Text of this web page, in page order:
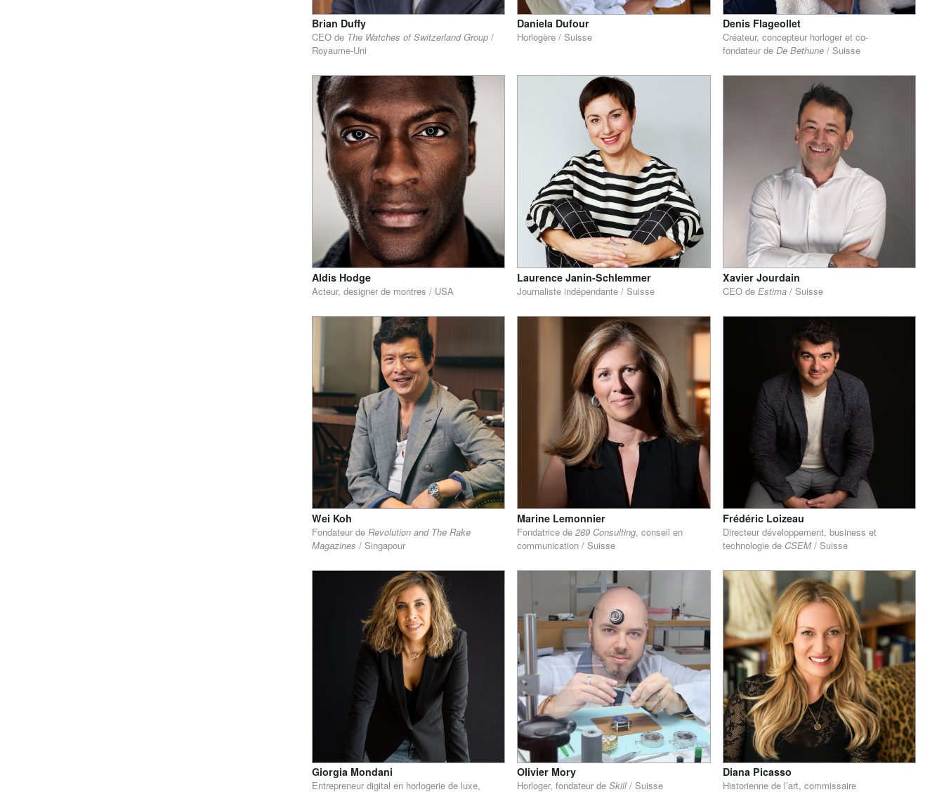
Brian Duffy
CEO de The Watches of Switzerland Group /
Royaume-Uni
Daniela Dufour
Horlogère / Suisse
Denis Flageollet
Créateur, concepteur horloger et co-
fondateur de De Bethune / Suisse
Aldis Hodge
Acteur, designer de montres / USA
Laurence Janin-Schlemmer
Journaliste indépendante / Suisse
Xavier Jourdain
CEO de Estima/ Suisse
Wei Koh
Fondateur de Revolution and The Rake
Magazines / Singapour
Marine Lemonnier
Fondatrice de289 Consulting, conseil en
communication / Suisse
Frédéric Loizeau
Directeur développement, business et
technologie de CSEM/ Suisse
Giorgia Mondani
Entrepreneur digital en horlogerie de luxe,
Olivier Mory
Horloger, fondateur deSkill/ Suisse
Diana Picasso
Historienne de l’art, commissaire